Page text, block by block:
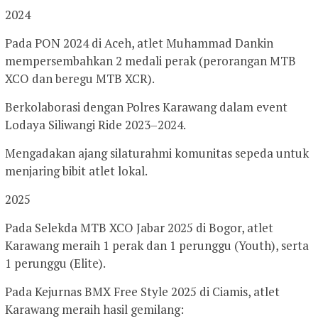
2024
Pada PON 2024 di Aceh, atlet Muhammad Dankin
mempersembahkan 2 medali perak (perorangan MTB
XCO dan beregu MTB XCR).
Berkolaborasi dengan Polres Karawang dalam event
Lodaya Siliwangi Ride 2023–2024.
Mengadakan ajang silaturahmi komunitas sepeda untuk
menjaring bibit atlet lokal.
2025
Pada Selekda MTB XCO Jabar 2025 di Bogor, atlet
Karawang meraih 1 perak dan 1 perunggu (Youth), serta
1 perunggu (Elite).
Pada Kejurnas BMX Free Style 2025 di Ciamis, atlet
Karawang meraih hasil gemilang: